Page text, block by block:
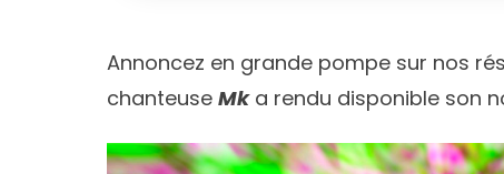
Annoncez en grande pompe sur nos
chanteuse Mka rendu disponible son